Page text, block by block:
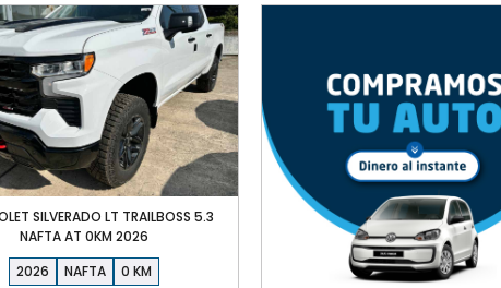
original
era:
U$S
18.990.
actual
es:
U$S
17.990.
U$S
24.990.
U$S
SILVERADO LT TRAILBOSS 5.3
NAFTA AT 0KM 2026
2026
NAFTA 0